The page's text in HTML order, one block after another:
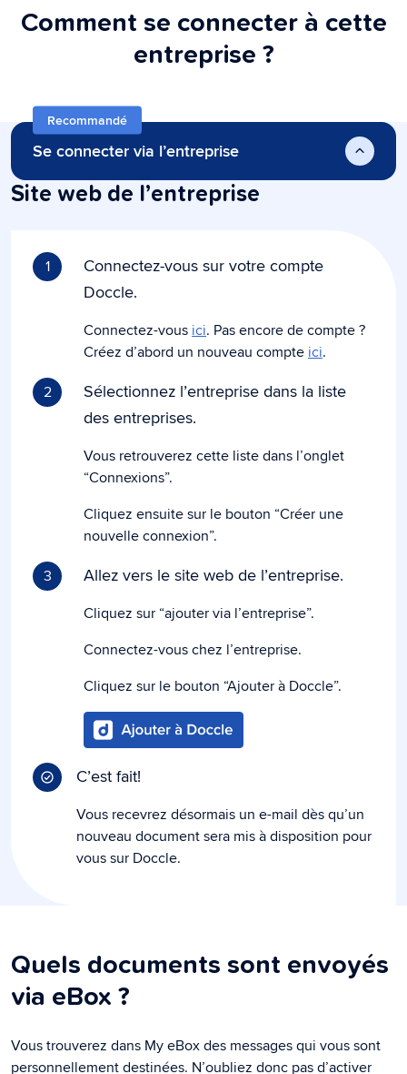
Comment se connecter à cette
entreprise ?
Recommandé
Se connecter via l’entreprise
Site web de l’entreprise
1
Connectez-vous sur votre compte
Doccle.
Connectez-vous ici. Pas encore de compte ?
Créez d’abord un nouveau compte ici.
2
Sélectionnez l’entreprise dans la liste
des entreprises.
Vous retrouverez cette liste dans l’onglet
“Connexions”.
Cliquez ensuite sur le bouton “Créer une
nouvelle connexion”.
3
Allez vers le site web de l’entreprise.
Cliquez sur “ajouter via l’entreprise”.
Connectez-vous chez l’entreprise.
Cliquez sur le bouton “Ajouter à Doccle”.
C’est fait!
Vous recevrez désormais un e-mail dès qu’un
nouveau document sera mis à disposition pour
vous sur Doccle.
Quels documents sont envoyés
via eBox ?
Vous trouverez dans My eBox des messages qui vous sont
personnellement destinées. N’oubliez donc pas d’activer